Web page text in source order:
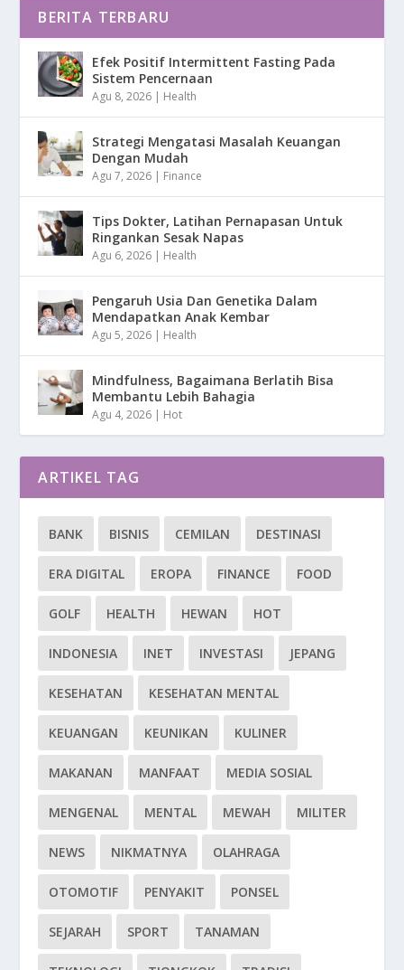
BERITA TERBARU
Efek Positif Intermittent Fasting Pada
Sistem Pencernaan
Agu 8, 2026 | Health
Strategi Mengatasi Masalah Keuangan
Dengan Mudah
Agu 7, 2026 | Finance
Tips Dokter, Latihan Pernapasan Untuk
Ringankan Sesak Napas
Agu 6, 2026 | Health
Pengaruh Usia Dan Genetika Dalam
Mendapatkan Anak Kembar
Agu 5, 2026 | Health
Mindfulness, Bagaimana Berlatih Bisa
Membantu Lebih Bahagia
Agu 4, 2026 | Hot
ARTIKEL TAG
BANK BISNIS CEMILAN DESTINASI
ERA DIGITAL EROPA FINANCE FOOD
GOLF HEALTH HEWAN HOT
INDONESIA INET INVESTASI JEPANG
KESEHATAN KESEHATAN MENTAL
KEUANGAN KEUNIKAN KULINER
MAKANAN MANFAAT MEDIA SOSIAL
MENGENAL MENTAL MEWAH MILITER
NEWS NIKMATNYA OLAHRAGA
OTOMOTIF PENYAKIT PONSEL
SEJARAH SPORT TANAMAN